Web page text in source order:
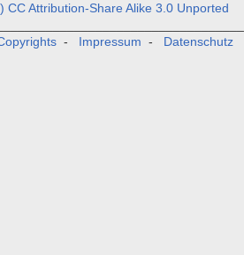
CC Attribution-Share Alike 3.0 Unported
- Impressum - Datenschutz